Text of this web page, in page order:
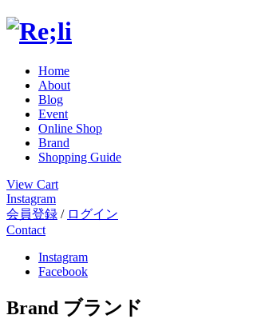
Home
About
Blog
Event
Online Shop
Brand
Shopping Guide
View Cart
Instagram
会員登録 / ログイン
Contact
Instagram
Facebook
Brand ブランド